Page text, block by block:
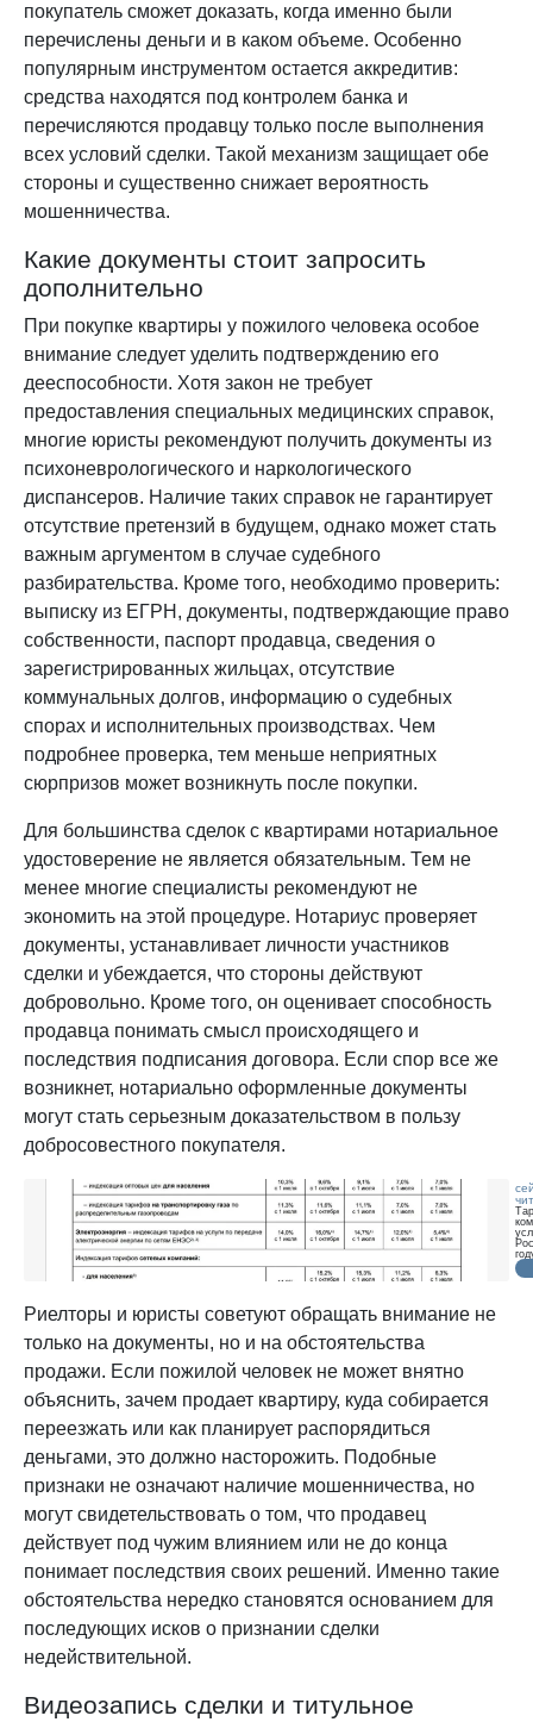
покупатель сможет доказать, когда именно были
перечислены деньги и в каком объеме. Особенно
популярным инструментом остается аккредитив:
средства находятся под контролем банка и
перечисляются продавцу только после выполнения
всех условий сделки. Такой механизм защищает обе
стороны и существенно снижает вероятность
мошенничества.
Какие документы стоит запросить
дополнительно
При покупке квартиры у пожилого человека особое
внимание следует уделить подтверждению его
дееспособности. Хотя закон не требует
предоставления специальных медицинских справок,
многие юристы рекомендуют получить документы из
психоневрологического и наркологического
диспансеров. Наличие таких справок не гарантирует
отсутствие претензий в будущем, однако может стать
важным аргументом в случае судебного
разбирательства. Кроме того, необходимо проверить:
выписку из ЕГРН, документы, подтверждающие право
собственности, паспорт продавца, сведения о
зарегистрированных жильцах, отсутствие
коммунальных долгов, информацию о судебных
спорах и исполнительных производствах. Чем
подробнее проверка, тем меньше неприятных
сюрпризов может возникнуть после покупки.
Для большинства сделок с квартирами нотариальное
удостоверение не является обязательным. Тем не
менее многие специалисты рекомендуют не
экономить на этой процедуре. Нотариус проверяет
документы, устанавливает личности участников
сделки и убеждается, что стороны действуют
добровольно. Кроме того, он оценивает способность
продавца понимать смысл происходящего и
последствия подписания договора. Если спор все же
возникнет, нотариально оформленные документы
могут стать серьезным доказательством в пользу
добросовестного покупателя.
на
Риелторы и юристы советуют обращать внимание не
только на документы, но и на обстоятельства
продажи. Если пожилой человек не может внятно
объяснить, зачем продает квартиру, куда собирается
переезжать или как планирует распорядиться
деньгами, это должно насторожить. Подобные
признаки не означают наличие мошенничества, но
могут свидетельствовать о том, что продавец
действует под чужим влиянием или не до конца
понимает последствия своих решений. Именно такие
обстоятельства нередко становятся основанием для
последующих исков о признании сделки
недействительной.
Видеозапись сделки и титульное